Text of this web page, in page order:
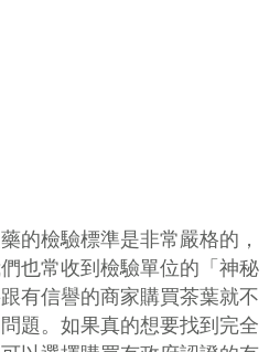
的檢驗標準是非常嚴格的，
也常收到檢驗單位的「神秘
有信譽的商家購買茶葉就不
題。如果真的想要找到完全